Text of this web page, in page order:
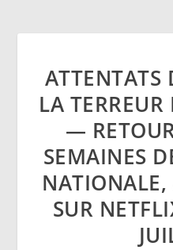
ATTENTATS
LA
—
SEMAINES
NATIONALE,
SUR